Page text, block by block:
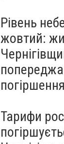
Рівень
жовтий:
Тарифи